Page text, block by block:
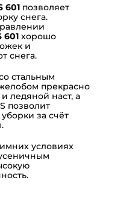
601 позволяет
снега.
601 хорошо
и
снега.
стальным
прекрасно
ледяной наст, а
позволит
за счёт
условиях